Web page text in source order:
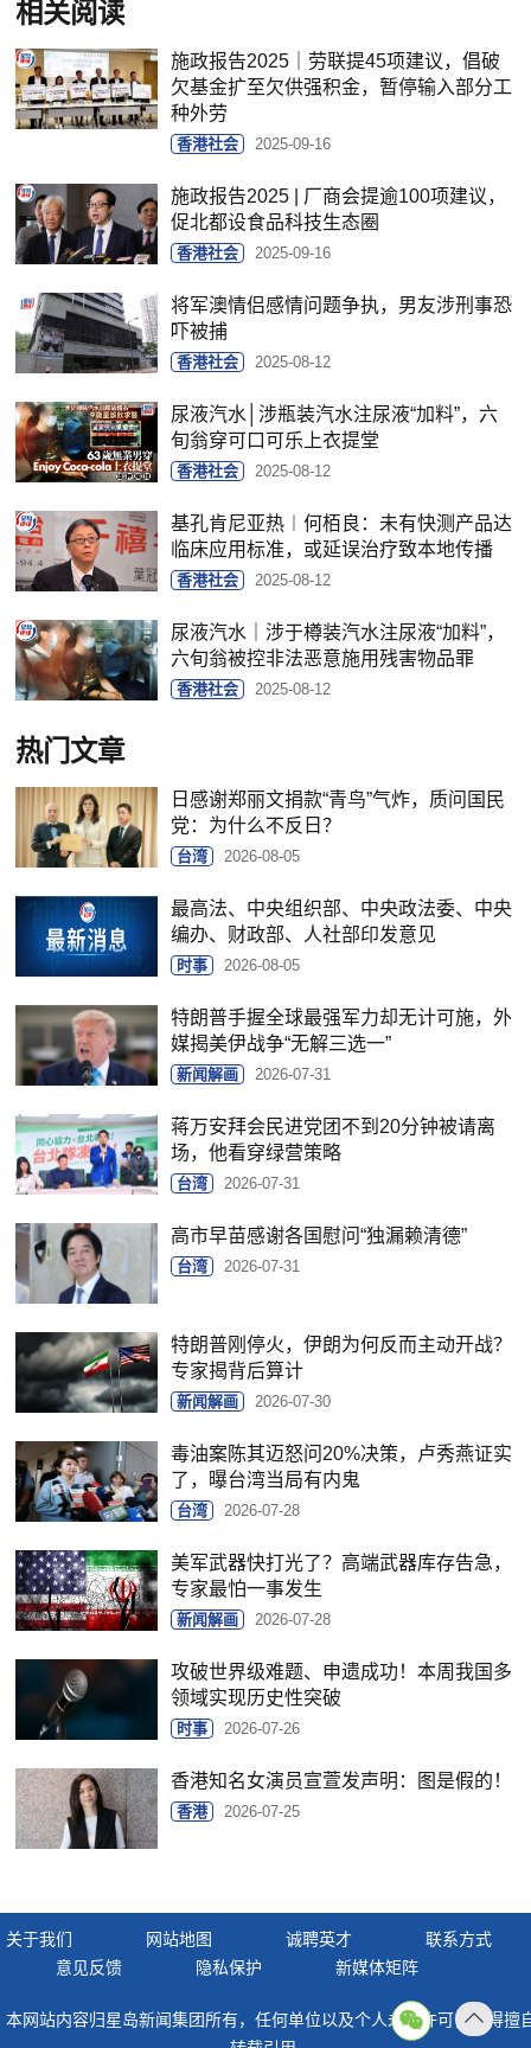
相关阅读
施政报告2025｜劳联提45项建议，倡破
欠基金扩至欠供强积金，暂停输入部分工
种外劳
香港社会 2025-09-16
施政报告2025 | 厂商会提逾100项建议，
促北都设食品科技生态圈
香港社会 2025-09-16
将军澳情侣感情问题争执，男友涉刑事恐
吓被捕
香港社会 2025-08-12
尿液汽水│涉瓶装汽水注尿液“加料”，六
旬翁穿可口可乐上衣提堂
香港社会 2025-08-12
基孔肯尼亚热︱何栢良：未有快测产品达
临床应用标准，或延误治疗致本地传播
香港社会 2025-08-12
尿液汽水｜涉于樽装汽水注尿液“加料”，
六旬翁被控非法恶意施用残害物品罪
香港社会 2025-08-12
热门文章
日感谢郑丽文捐款“青鸟”气炸，质问国民
党：为什么不反日？
台湾 2026-08-05
最高法、中央组织部、中央政法委、中央
编办、财政部、人社部印发意见
时事 2026-08-05
特朗普手握全球最强军力却无计可施，外
媒揭美伊战争“无解三选一”
新闻解画 2026-07-31
蒋万安拜会民进党团不到20分钟被请离
场，他看穿绿营策略
台湾 2026-07-31
高市早苗感谢各国慰问“独漏赖清德”
台湾 2026-07-31
特朗普刚停火，伊朗为何反而主动开战？
专家揭背后算计
新闻解画 2026-07-30
毒油案陈其迈怒问20%决策，卢秀燕证实
了，曝台湾当局有内鬼
台湾 2026-07-28
美军武器快打光了？高端武器库存告急，
专家最怕一事发生
新闻解画 2026-07-28
攻破世界级难题、申遗成功！本周我国多
领域实现历史性突破
时事 2026-07-26
香港知名女演员宣萱发声明：图是假的！
香港 2026-07-25
关于我们 网站地图 诚聘英才
联系方式
意见反馈
隐私保护 新媒体矩阵
本网站内容归星岛新闻集团所有，任何单位以及个人未经许可，不得擅